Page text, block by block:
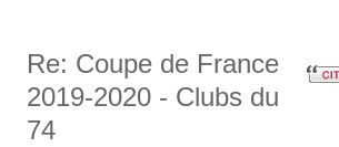
Re: Coupe de France
2019-2020 - Clubs du
74